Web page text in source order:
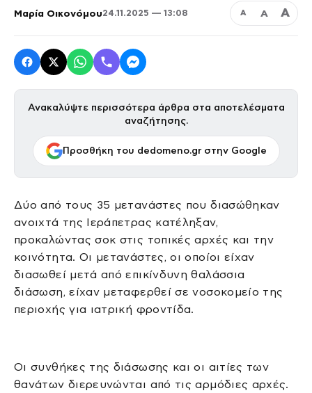
Μαρία Οικονόμου24.11.2025 — 13:08 Α Α Α
Ανακαλύψτε περισσότερα άρθρα στα αποτελέσματα
αναζήτησης.
Προσθήκη του dedomeno.gr στην Google
Δύο από τους 35 μετανάστες που διασώθηκαν
ανοιχτά της Ιεράπετρας κατέληξαν,
προκαλώντας σοκ στις τοπικές αρχές και την
κοινότητα. Οι μετανάστες, οι οποίοι είχαν
διασωθεί μετά από επικίνδυνη θαλάσσια
διάσωση, είχαν μεταφερθεί σε νοσοκομείο της
περιοχής για ιατρική φροντίδα.
Οι συνθήκες της διάσωσης και οι αιτίες των
θανάτων διερευνώνται από τις αρμόδιες αρχές.